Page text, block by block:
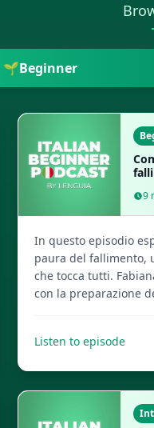
🌱Beginner
9
In questo episodio
paura del fallimento,
che tocca tutti.
con la preparazione
trasformarsi in
stato creato dai vostri
Listen to episode